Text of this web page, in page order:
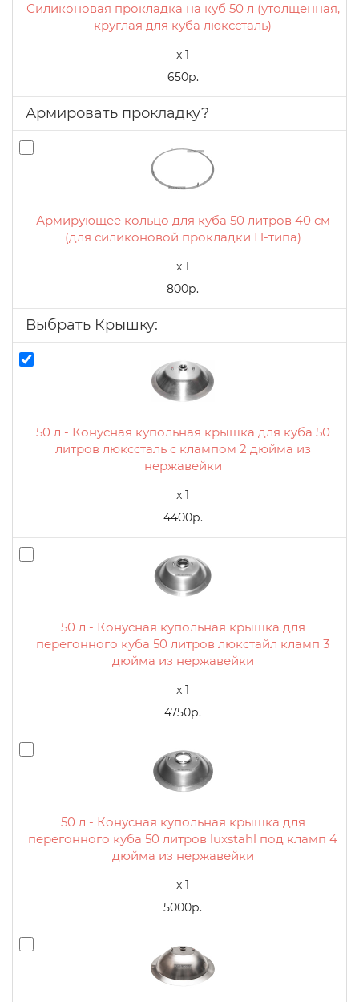
Силиконовая прокладка на куб 50 л (утолщенная,
круглая для куба люкссталь)
x 1
650р.
Армировать прокладку?
Армирующее кольцо для куба 50 литров 40 см
(для силиконовой прокладки П-типа)
x 1
800р.
Выбрать Крышку:
50 л - Конусная купольная крышка для куба 50
литров люкссталь с клампом 2 дюйма из
нержавейки
x 1
4400р.
50 л - Конусная купольная крышка для
перегонного куба 50 литров люкстайл кламп 3
дюйма из нержавейки
x 1
4750р.
50 л - Конусная купольная крышка для
перегонного куба 50 литров luxstahl под кламп 4
дюйма из нержавейки
x 1
5000р.